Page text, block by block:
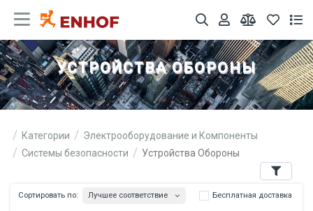
УСТРОЙСТВА ОБОРОНЫ
Категории
Электрооборудование и Компоненты
Системы безопасности
Устройства Обороны
Фильтры